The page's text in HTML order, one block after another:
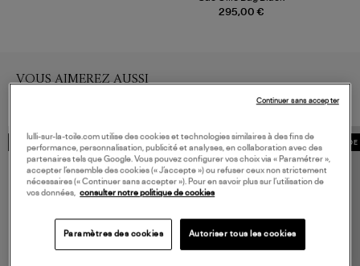
295,00 €
VOUS AIMEREZ AUSSI
MADE IN EUROPE
lulli-sur-la-toile.com utilise des cookies et technologies similaires à des fins de
performance, personnalisation, publicité et analyses, en collaboration avec des
partenaires tels que Google. Vous pouvez configurer vos choix via « Paramétrer »,
accepter l’ensemble des cookies (« J’accepte ») ou refuser ceux non strictement
nécessaires (« Continuer sans accepter »). Pour en savoir plus sur l’utilisation de
vos données, consulter notre politique de cookies
Paramètres des cookies Autoriser tous les cookies
Continuer sans accepter